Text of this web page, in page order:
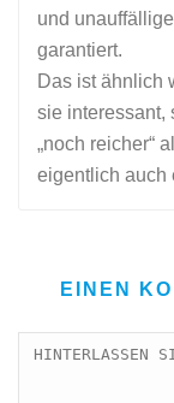
und
garantiert.
Das ist ähnlich
sie interessant,
„noch reicher“
eigentlich auch
EINEN